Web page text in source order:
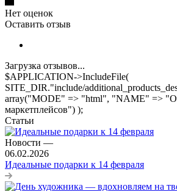
Нет оценок
Оставить отзыв
Загрузка отзывов...
$APPLICATION->IncludeFile(
SITE_DIR."include/
array("MODE" => "html", "NAME" =>
маркетплейсов") );
Статьи
Новости —
06.02.2026
Идеальные подарки к 14 февраля